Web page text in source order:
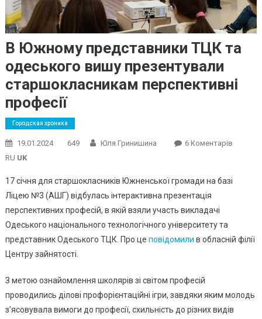
В Южному представники ТЦК та
одеського вишу презентували
старшокласникам перспективні
професії
Городская хроника
19.01.2024 649 Юля Гринишина 6 КоментарівДо
Вишу
RU UK
17 січня для старшокласників Южненської громади на базі
Ліцею №3 (АШГ) відбулась інтерактивна презентація
перспективних професій, в якій взяли участь викладачі
Одеського національного технологічного університету та
представник Одеського ТЦК. Про це повідомили в обласній філії
Центру зайнятості.
З метою ознайомлення школярів зі світом професій
проводились ділові профорієнтаційні ігри, завдяки яким молодь
з’ясовувала вимоги до професії, схильність до різних видів